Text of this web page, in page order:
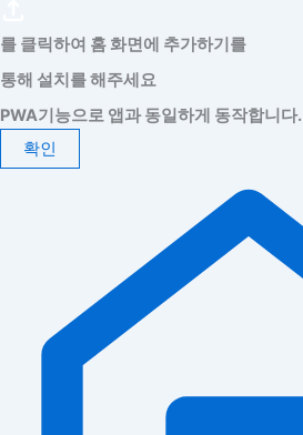
를 클릭하여 홈 화면에 추가하기를
통해 설치를 해주세요
PWA기능으로 앱과 동일하게 동작합니다.
확인